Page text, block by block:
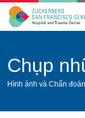
Main
Chụp
Hình ảnh và Chẩn